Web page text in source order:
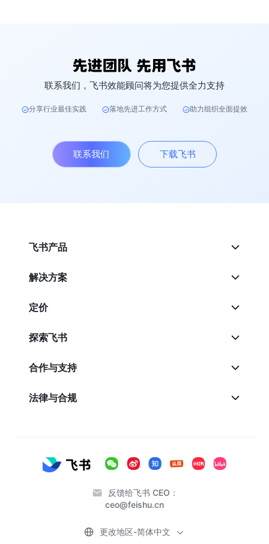
联系我们，飞书效能顾问将为您提供全力支持
分享行业最佳实践 落地先进工作方式 助力组织全面提效
联系我们 下载飞书
飞书产品
解决方案
定价
探索飞书
合作与支持
法律与合规
反馈给飞书 CEO：
ceo@feishu.cn
更改地区-简体中文